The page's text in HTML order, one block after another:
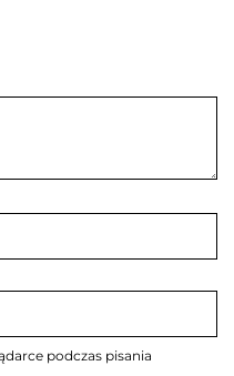
podczas pisania